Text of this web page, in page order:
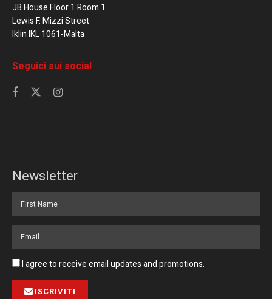
JB House Floor 1 Room 1
Lewis F. Mizzi Street
Iklin IKL 1061-Malta
Seguici sui social
Newsletter
I agree to receive email updates and promotions.
ISCRIVITI